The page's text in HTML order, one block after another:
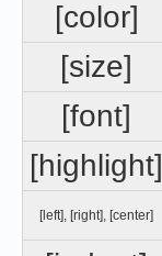
[color]
[size]
[font]
[highlight]
[left], [right], [center]